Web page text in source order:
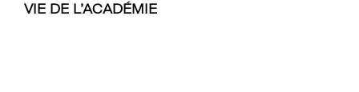
VIE DE L’ACADÉMIE